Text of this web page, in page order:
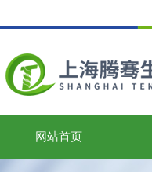
网站首页